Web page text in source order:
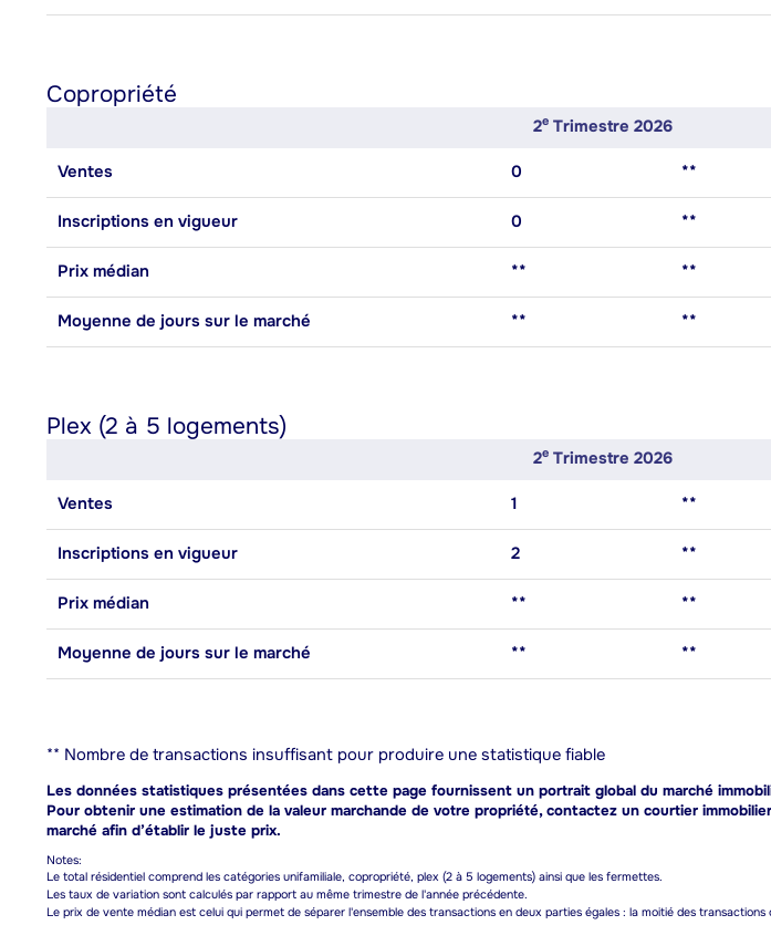
Copropriété
2E Trimestre 2026
Ventes 0 **
Inscriptions en vigueur 0 **
Prix médian ** **
Moyenne de jours sur le marché ** **
Plex (2 à 5 logements)
2E Trimestre 2026
Ventes 1 **
Inscriptions en vigueur 2 **
Prix médian ** **
Moyenne de jours sur le marché ** **
** Nombre de transactions insuffisant pour produire une statistique fiable
Les données statistiques présentées dans cette page fournissent un portrait global du marché
Pour obtenir une estimation de la valeur marchande de votre propriété, contactez un courtier
marché afin d’établir le juste prix.
Notes:
Le total résidentiel comprend les catégories unifamiliale, copropriété, plex (2 à 5 logements) ainsi que les fermettes.
Les taux de variation sont calculés par rapport au même trimestre de l'année précédente.
Le prix de vente médian est celui qui permet de séparer l'ensemble des transactions en deux parties égales : la moitié des